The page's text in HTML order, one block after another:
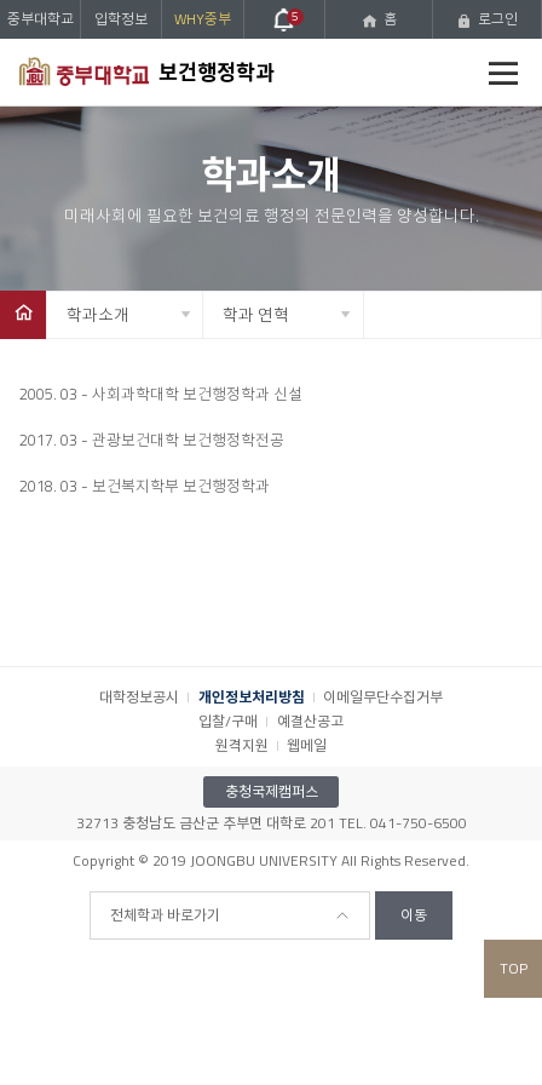
보건행정학과
메
뉴
중부대학교 입학정보 WHY중부 5 홈 로그인
학과소개
학과소개 학과 연혁
2005. 03 - 사회과학대학 보건행정학과 신설
2017. 03 - 관광보건대학 보건행정학전공
2018. 03 - 보건복지학부 보건행정학과
대학정보공시 개인정보처리방침
이메일무단수집거부
입찰/구매
예결산공고
원격지원
웹메일
전체학과 바로가기 이동
TOP
충청국제캠퍼스
32713 충청남도 금산군 추부면 대학로 201 TEL. 041-750-6500
Copyright © 2019 JOONGBU UNIVERSITY All Rights Reserved.